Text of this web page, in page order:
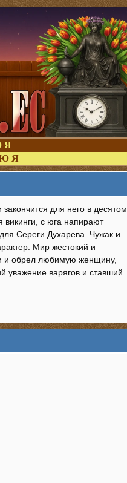
Я
Я
для него в десятом
викинги, с юга напирают
Сереги Духарева. Чужак и
Мир жестокий и
и обрел любимую женщину,
уважение варягов и ставший